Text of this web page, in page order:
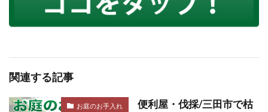
関連する記事
お庭のお手入れ
便利屋・伐採/三田市で枯